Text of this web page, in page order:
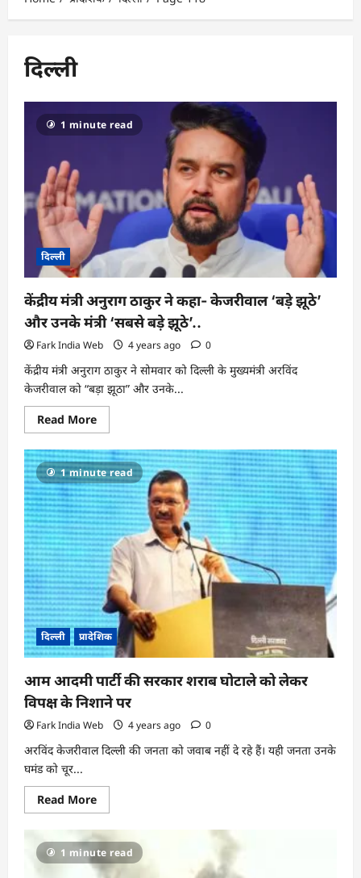
दिल्ली
1 minute read
दिल्ली
केंद्रीय मंत्री अनुराग ठाकुर ने कहा- केजरीवाल ‘बड़े झूठे’
और उनके मंत्री ‘सबसे बड़े झूठे’..
Fark India Web 4 years ago 0
केंद्रीय मंत्री अनुराग ठाकुर ने सोमवार को दिल्ली के मुख्यमंत्री अरविंद
केजरीवाल को “बड़ा झूठा” और उनके...
Read MoreRead
more
केंद्रीय
मंत्री
अनुराग
ठाकुर
ने
कहा-
केजरीवाल
‘बड़े
झूठे’
और
उनके
मंत्री
‘सबसे
बड़े
झूठे’..
1 minute read
दिल्ली प्रादेशिक
आम आदमी पार्टी की सरकार शराब घोटाले को लेकर
विपक्ष के निशाने पर
Fark India Web 4 years ago 0
अरविंद केजरीवाल दिल्ली की जनता को जवाब नहीं दे रहे हैं। यही जनता उनके
घमंड को चूर...
Read MoreRead
more
आम
आदमी
पार्टी
की
1 minute read